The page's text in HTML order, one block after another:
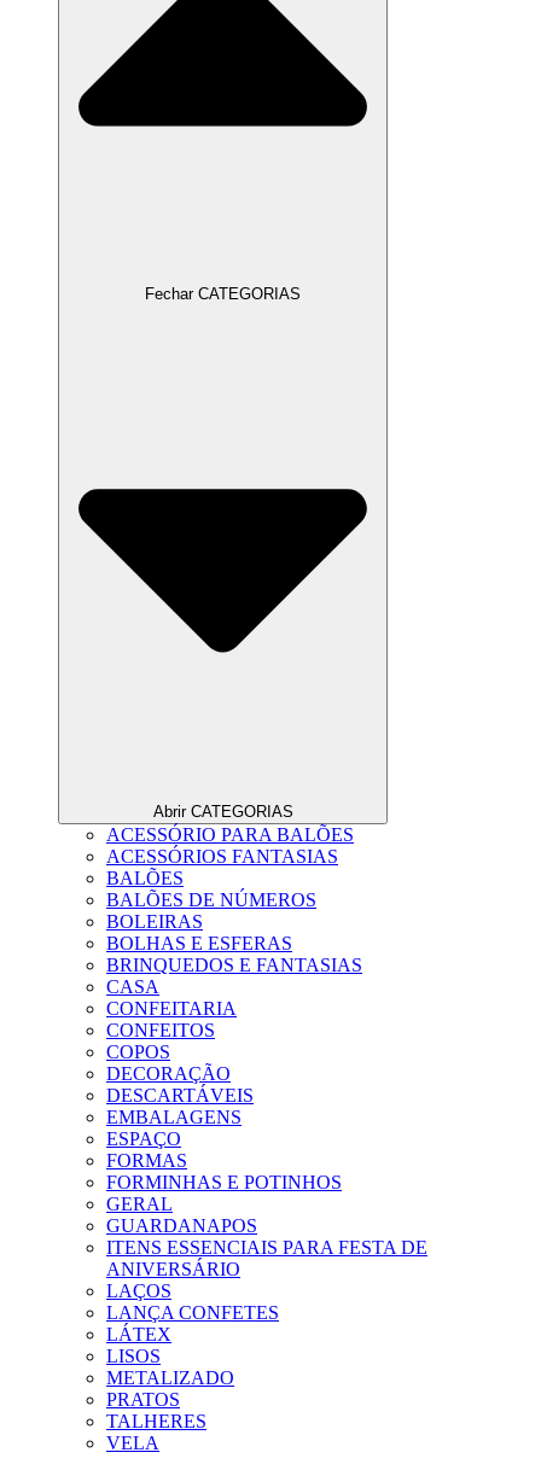
Fechar CATEGORIAS
Abrir CATEGORIAS
ACESSÓRIO PARA BALÕES
ACESSÓRIOS FANTASIAS
BALÕES
BALÕES DE NÚMEROS
BOLEIRAS
BOLHAS E ESFERAS
BRINQUEDOS E FANTASIAS
CASA
CONFEITARIA
CONFEITOS
COPOS
DECORAÇÃO
DESCARTÁVEIS
EMBALAGENS
ESPAÇO
FORMAS
FORMINHAS E POTINHOS
GERAL
GUARDANAPOS
ITENS ESSENCIAIS PARA FESTA DE
ANIVERSÁRIO
LAÇOS
LANÇA CONFETES
LÁTEX
LISOS
METALIZADO
PRATOS
TALHERES
VELA